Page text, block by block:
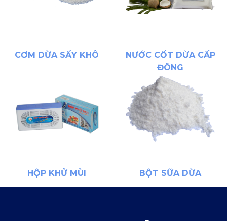
CƠM DỪA SẤY KHÔ
NƯỚC CỐT DỪA CẤP
ĐÔNG
HỘP KHỬ MÙI BỘT SỮA DỪA